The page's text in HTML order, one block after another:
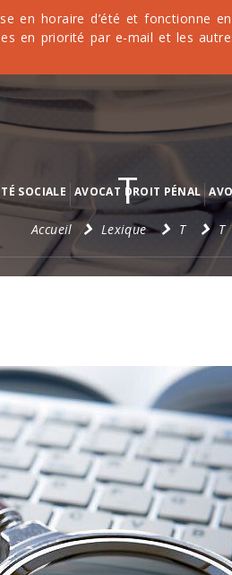
en horaire d’été et fonctionne
en priorité par e-mail et les
SOCIALE AVOCAT DROIT PÉNAL
T
Accueil Lexique T T